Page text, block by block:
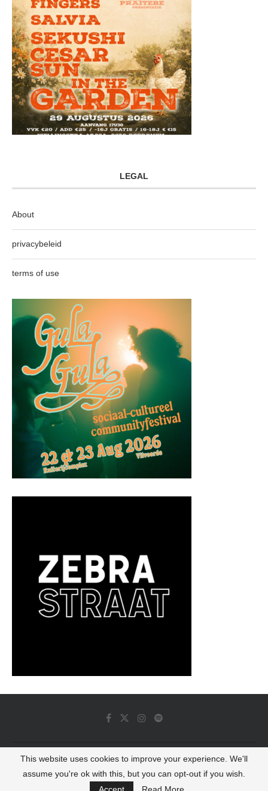
LEGAL
About
privacybeleid
terms of use
© 2022 - Luminous Dash All Rights Reserved
BACK TO TOP
This website uses cookies to improve your experience. We'll
assume you're ok with this, but you can opt-out if you wish.